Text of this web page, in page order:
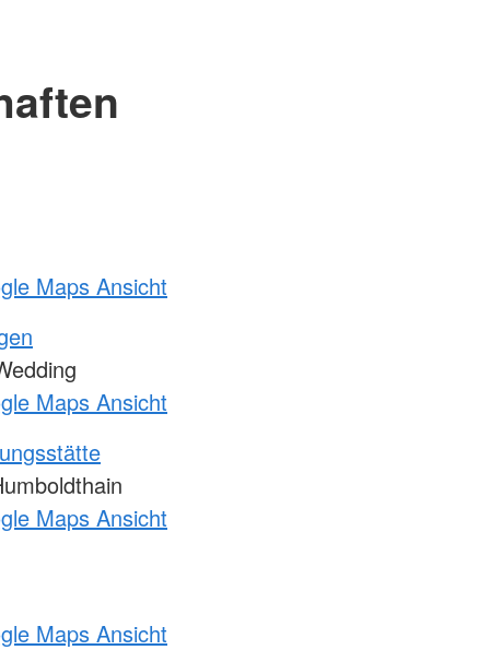
Maps Ansicht
Maps Ansicht
Maps Ansicht
Maps Ansicht